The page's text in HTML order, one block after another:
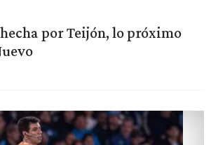
por Teijón, lo próximo